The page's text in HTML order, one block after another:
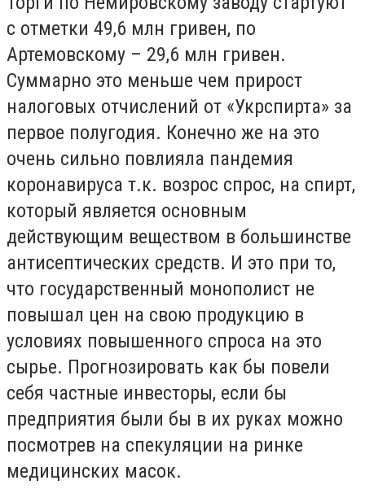
с отметки 49,6 млн гривен, по
Артемовскому – 29,6 млн гривен.
Суммарно это меньше чем прирост
налоговых отчислений от «Укрспирта» за
первое полугодия. Конечно же на это
очень сильно повлияла пандемия
коронавируса т.к. возрос спрос, на спирт,
который является основным
действующим веществом в большинстве
антисептических средств. И это при то,
что государственный монополист не
повышал цен на свою продукцию в
условиях повышенного спроса на это
сырье. Прогнозировать как бы повели
себя частные инвесторы, если бы
предприятия были бы в их руках можно
посмотрев на спекуляции на ринке
медицинских масок.